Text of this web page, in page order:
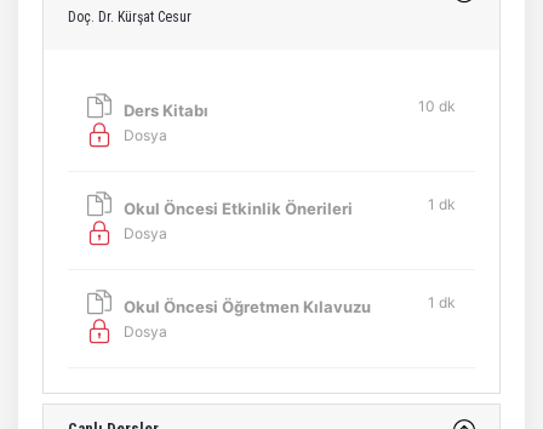
Doç. Dr. Kürşat Cesur
Ders Kitabı
Dosya
10 dk
Okul Öncesi Etkinlik Önerileri
Dosya
1 dk
Okul Öncesi Öğretmen Kılavuzu
Dosya
1 dk